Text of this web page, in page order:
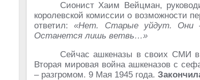
Сионист Хаим Вейцман,
королевской комиссии о возможности
ответил:«Нет. Старые уйдут. Они –
Останется лишь ветвь…»
Сейчас ашкеназы в своих СМИ
Вторая мировая война ашкеназов с
– разгромом. 9 Мая 1945 года.